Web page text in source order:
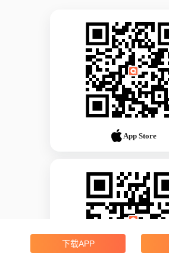
App Store
下载APP